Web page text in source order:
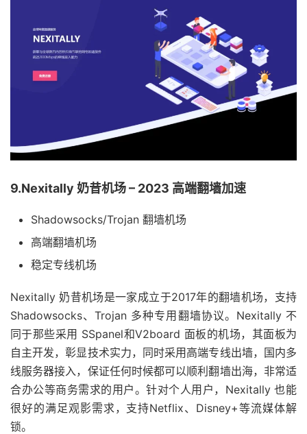
9.Nexitally 奶昔机场 – 2023 高端翻墙加速
Shadowsocks/Trojan 翻墙机场
高端翻墙机场
稳定专线机场
Nexitally 奶昔机场是一家成立于2017年的翻墙机场，支持
Shadowsocks、Trojan 多种专用翻墙协议。Nexitally 不
同于那些采用 SSpanel和V2board 面板的机场，其面板为
自主开发，彰显技术实力，同时采用高端专线出墙，国内多
线服务器接入，保证任何时候都可以顺利翻墙出海，非常适
合办公等商务需求的用户。针对个人用户，Nexitally 也能
很好的满足观影需求，支持Netflix、Disney+等流媒体解
锁。